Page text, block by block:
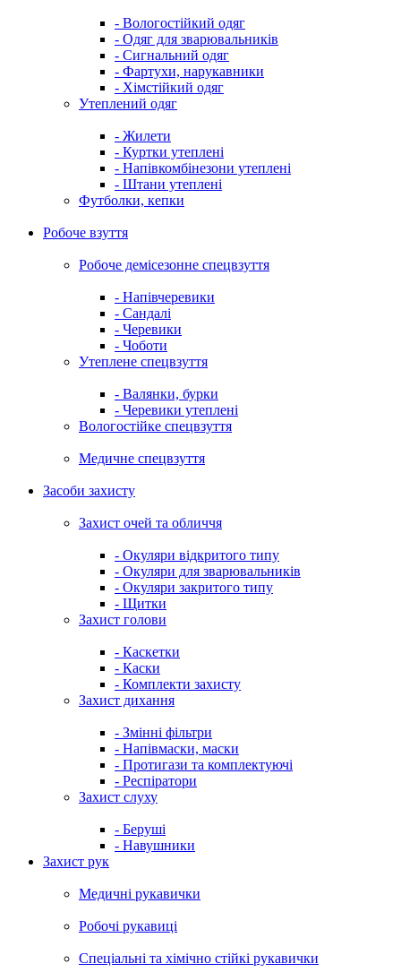
- Вологостійкий одяг
- Одяг для зварювальників
- Сигнальний одяг
- Фартухи, нарукавники
- Хімстійкий одяг
Утеплений одяг
- Жилети
- Куртки утеплені
- Напівкомбінезони утеплені
- Штани утеплені
Футболки, кепки
Робоче взуття
Робоче демісезонне спецвзуття
- Напівчеревики
- Сандалі
- Черевики
- Чоботи
Утеплене спецвзуття
- Валянки, бурки
- Черевики утеплені
Вологостійке спецвзуття
Медичне спецвзуття
Засоби захисту
Захист очей та обличчя
- Окуляри відкритого типу
- Окуляри для зварювальників
- Окуляри закритого типу
- Щитки
Захист голови
- Каскетки
- Каски
- Комплекти захисту
Захист дихання
- Змінні фільтри
- Напівмаски, маски
- Протигази та комплектуючі
- Респіратори
Захист слуху
- Беруші
- Навушники
Захист рук
Медичні рукавички
Робочі рукавиці
Спеціальні та хімічно стійкі рукавички